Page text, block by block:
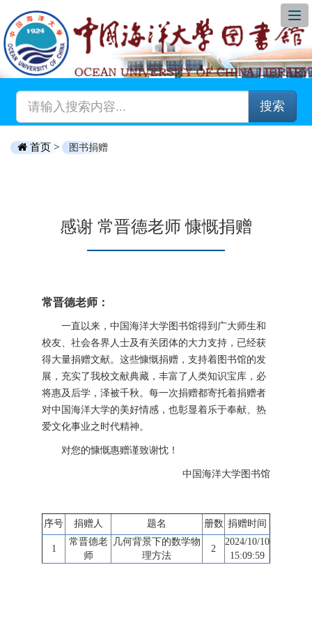
搜索
首页 > 图书捐赠
感谢 常晋德老师 慷慨捐赠
常晋德老师：
一直以来，中国海洋大学图书馆得到广大师生和
校友、社会各界人士及有关团体的大力支持，已经获
得大量捐赠文献。这些慷慨捐赠，支持着图书馆的发
展，充实了我校文献典藏，丰富了人类知识宝库，必
将惠及后学，泽被千秋。每一次捐赠都寄托着捐赠者
对中国海洋大学的美好情感，也彰显着乐于奉献、热
爱文化事业之时代精神。
对您的慷慨惠赠谨致谢忱！
中国海洋大学图书馆
序号 捐赠人 题名 册数 捐赠时间
1
常晋德老
师
几何背景下的数学物
理方法
2
2024/10/10
15:09:59